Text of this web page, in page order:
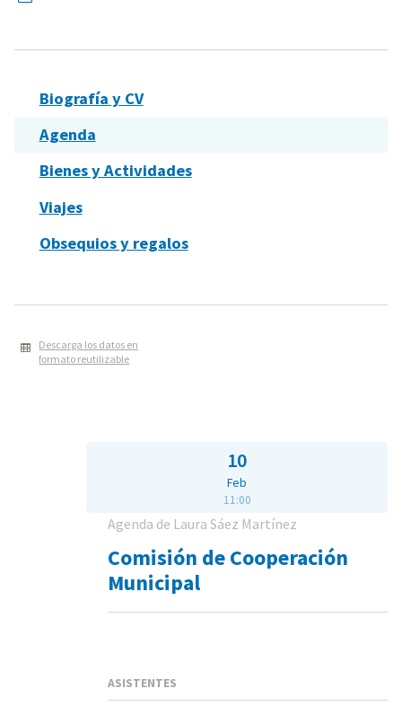
Biografía y CV
Agenda
Bienes y Actividades
Viajes
Obsequios y regalos
Descarga los datos en
formato reutilizable
10
Feb
11:00
Agenda de Laura Sáez Martínez
Comisión de Cooperación
Municipal
ASISTENTES